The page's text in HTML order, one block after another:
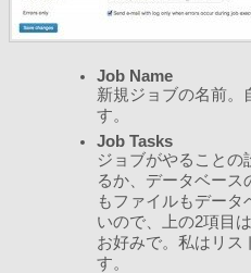
Job Name
新規ジョブの名前。
す。
Job Tasks
ジョブがやることの
るか、データベース
もファイルもデータ
いので、上の2項目
お好みで。私はリス
す。